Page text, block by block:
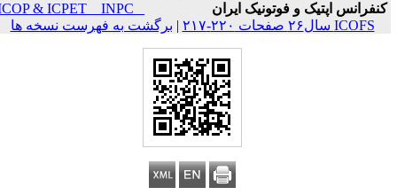
کنفرانس اپتیک و فوتونیک ایران
ICOP & ICPET _ INPC _
ICOFS سال۲۶ صفحات ۲۲۰-۲۱۷
|برگشت به فهرست نسخه ها